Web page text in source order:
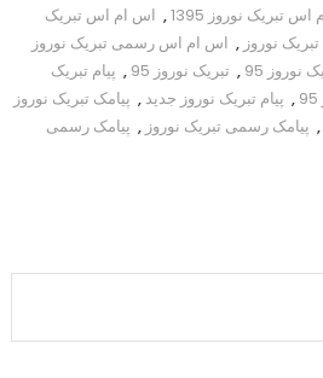
تبریک نوروز 1395 , اس ام اس تبریک
نوروز , اس ام اس رسمی تبریک نوروز
95
, تبریک نوروز 95 , پیام تبریک
, پیام تبریک نوروز جدید , پیامک تبریک نوروز
, پیامک رسمی تبریک نوروز , پیامک رسمی